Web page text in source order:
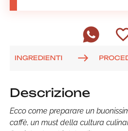
INGREDIENTI
Descrizione
Ecco come preparare un
caffè, un must della cultura